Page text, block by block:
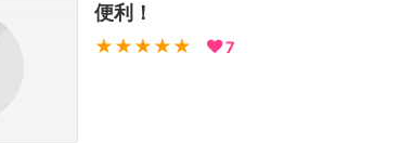
便利！
★★★★★ 7